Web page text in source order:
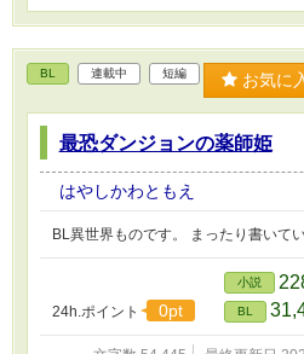
BL 連載中 短編 お気に
最恐ダンジョンの薬師姫
はやしかわともえ
BL異世界ものです。 まったり書いてい
24h.ポイント 0pt
小説
BL